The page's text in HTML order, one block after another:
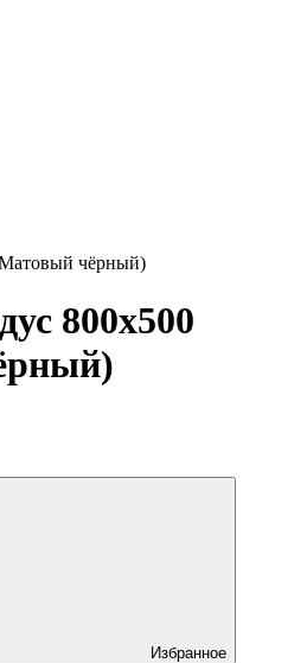
чёрный)
800х500
Избранное